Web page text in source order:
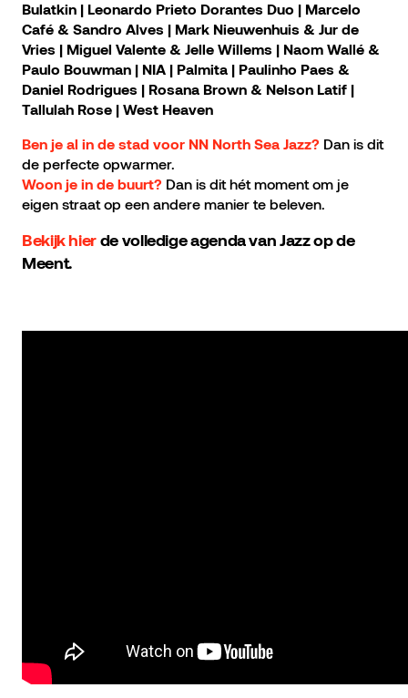
Bulatkin | Leonardo Prieto Dorantes Duo | Marcelo
Café & Sandro Alves | Mark Nieuwenhuis & Jur de
Vries | Miguel Valente & Jelle Willems | Naom Wallé &
Paulo Bouwman | NIA | Palmita | Paulinho Paes &
Daniel Rodrigues | Rosana Brown & Nelson Latif |
Tallulah Rose | West Heaven
Ben je al in de stad voor NN North Sea Jazz? Dan is dit
de perfecte opwarmer.
Woon je in de buurt? Dan is dit hét moment om je
eigen straat op een andere manier te beleven.
Bekijk hierde volledige agenda van Jazz op de
Meent.